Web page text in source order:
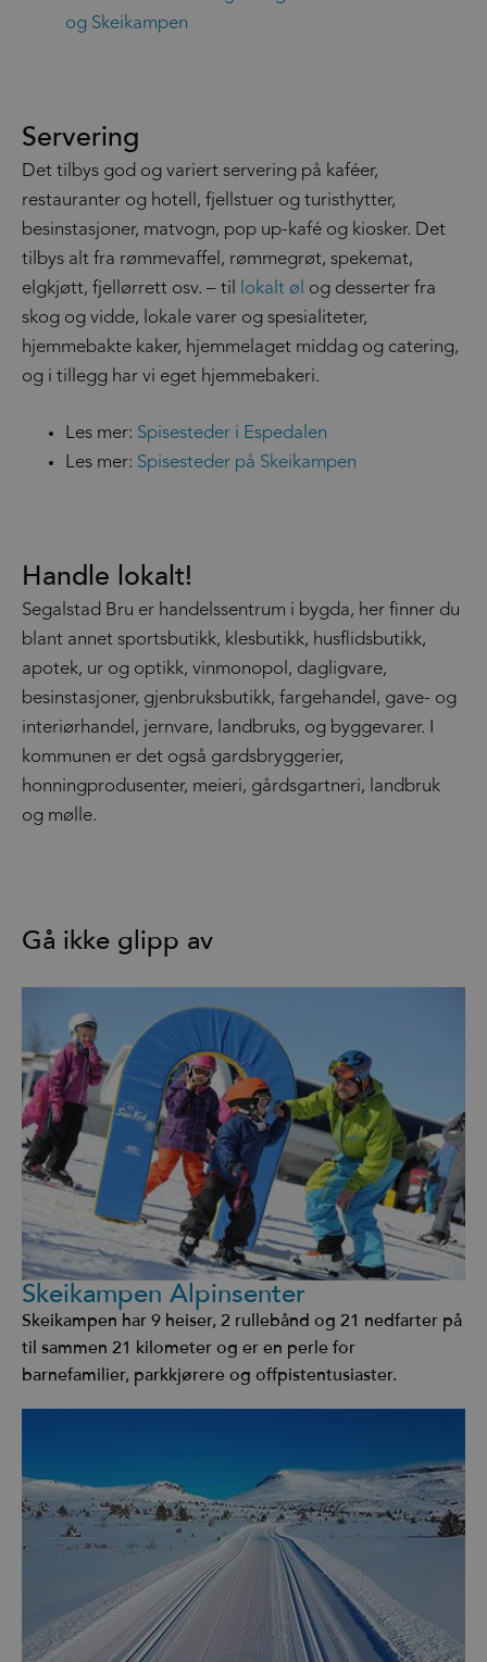
og Skeikampen
Servering
Det tilbys god og variert servering på kaféer,
restauranter og hotell, fjellstuer og turisthytter,
besinstasjoner, matvogn, pop up-kafé og kiosker. Det
tilbys alt fra rømmevaffel, rømmegrøt, spekemat,
elgkjøtt, fjellørrett osv. – til
lokalt øl og desserter fra
skog og vidde, lokale varer og spesialiteter,
hjemmebakte kaker, hjemmelaget middag og catering,
og i tillegg har vi eget hjemmebakeri.
Les mer: Spisesteder i Espedalen
Les mer: Spisesteder på Skeikampen
Handle lokalt!
Segalstad Bru er handelssentrum i bygda, her finner du
blant annet sportsbutikk, klesbutikk, husflidsbutikk,
apotek, ur og optikk, vinmonopol, dagligvare,
besinstasjoner, gjenbruksbutikk, fargehandel, gave- og
interiørhandel, jernvare, landbruks, og byggevarer. I
kommunen er det også gardsbryggerier,
honningprodusenter, meieri, gårdsgartneri, landbruk
og mølle.
Gå ikke glipp av
Skeikampen Alpinsenter
Skeikampen har 9 heiser, 2 rullebånd og 21 nedfarter på
til sammen 21 kilometer og er en perle for
barnefamilier, parkkjørere og offpistentusiaster.